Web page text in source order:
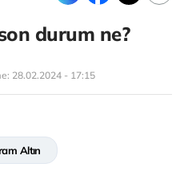
durum ne?
28.02.2024 - 17:15
Altın